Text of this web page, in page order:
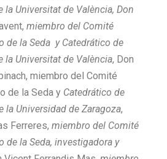
la Universitat de València, Don
miembro del Comité
de la Seda y Catedrático de
la Universitat de València, Don
miembro del Comité
de la Seda y Catedrático de
la Universidad de Zaragoza,
Ferreres, miembro del Comité
de la Seda, investigadora y